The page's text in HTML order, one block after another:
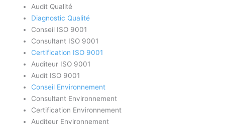
Audit Qualité
Diagnostic Qualité
Conseil ISO 9001
Consultant ISO 9001
Certification ISO 9001
Auditeur ISO 9001
Audit ISO 9001
Conseil Environnement
Consultant Environnement
Certification Environnement
Auditeur Environnement